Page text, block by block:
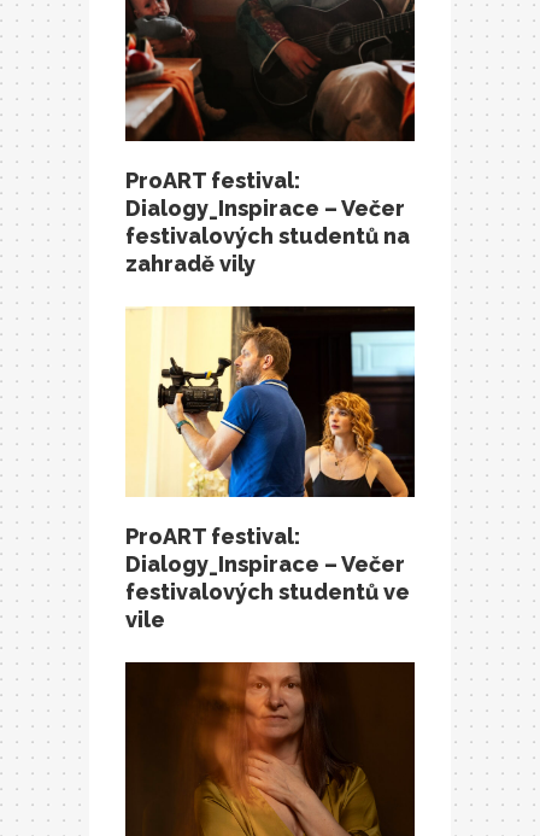
ProART festival:
Dialogy_Inspirace – Večer
festivalových studentů na
zahradě vily
ProART festival:
Dialogy_Inspirace – Večer
festivalových studentů ve
vile